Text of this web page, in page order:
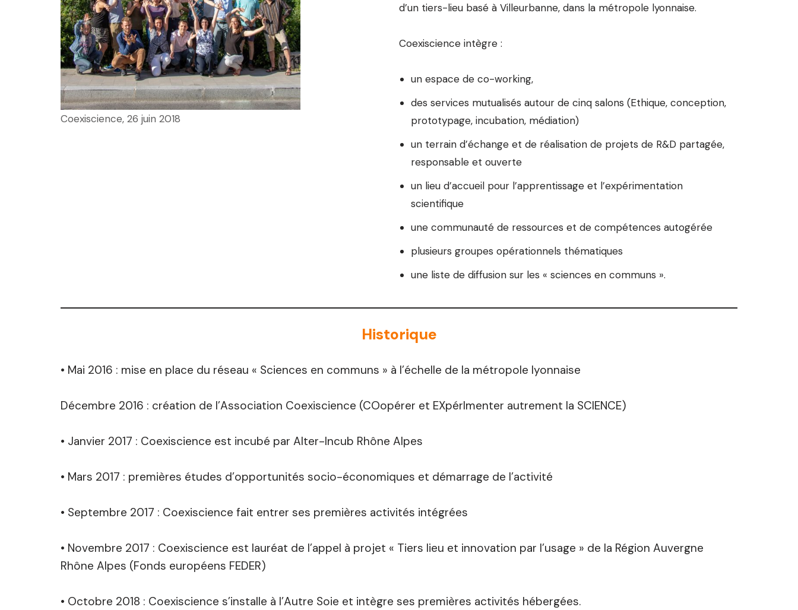
Coexiscience, 26 juin 2018
d’un tiers-lieu basé à Villeurbanne, dans la métropole lyonnaise.
Coexiscience intègre :
un espace de co-working,
des services mutualisés autour de cinq salons (Ethique, conception,
prototypage, incubation, médiation)
un terrain d’échange et de réalisation de projets de R&D partagée,
responsable et ouverte
un lieu d’accueil pour l’apprentissage et l’expérimentation
scientifique
une communauté de ressources et de compétences autogérée
plusieurs groupes opérationnels thématiques
une liste de diffusion sur les « sciences en communs ».
Historique
• Mai 2016 : mise en place du réseau « Sciences en communs » à l’échelle de la métropole lyonnaise
Décembre 2016 : création de l’Association Coexiscience (COopérer et EXpérImenter autrement la SCIENCE)
• Janvier 2017 : Coexiscience est incubé par Alter-Incub Rhône Alpes
• Mars 2017 : premières études d’opportunités socio-économiques et démarrage de l’activité
• Septembre 2017 : Coexiscience fait entrer ses premières activités intégrées
• Novembre 2017 : Coexiscience est lauréat de l’appel à projet « Tiers lieu et innovation par l’usage » de la Région Auvergne
Rhône Alpes (Fonds européens FEDER)
• Octobre 2018 : Coexiscience s’installe à l’Autre Soie et intègre ses premières activités hébergées.